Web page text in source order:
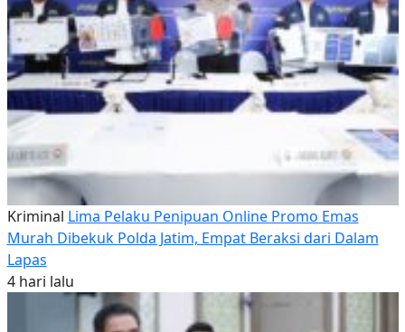
Kriminal Lima Pelaku Penipuan Online Promo Emas
Murah Dibekuk Polda Jatim, Empat Beraksi dari Dalam
Lapas
4 hari lalu